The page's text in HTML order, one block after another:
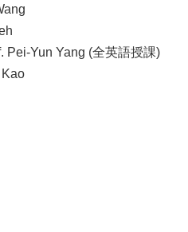
Pei-Yun Yang (全英語授課)
Kao